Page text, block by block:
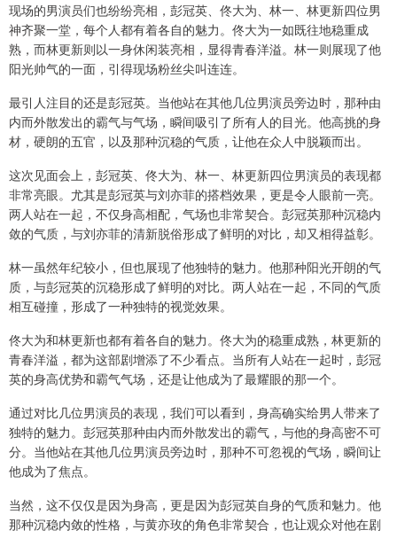
现场的男演员们也纷纷亮相，彭冠英、佟大为、林一、林更新四位男
神齐聚一堂，每个人都有着各自的魅力。佟大为一如既往地稳重成
熟，而林更新则以一身休闲装亮相，显得青春洋溢。林一则展现了他
阳光帅气的一面，引得现场粉丝尖叫连连。
最引人注目的还是彭冠英。当他站在其他几位男演员旁边时，那种由
内而外散发出的霸气与气场，瞬间吸引了所有人的目光。他高挑的身
材，硬朗的五官，以及那种沉稳的气质，让他在众人中脱颖而出。
这次见面会上，彭冠英、佟大为、林一、林更新四位男演员的表现都
非常亮眼。尤其是彭冠英与刘亦菲的搭档效果，更是令人眼前一亮。
两人站在一起，不仅身高相配，气场也非常契合。彭冠英那种沉稳内
敛的气质，与刘亦菲的清新脱俗形成了鲜明的对比，却又相得益彰。
林一虽然年纪较小，但也展现了他独特的魅力。他那种阳光开朗的气
质，与彭冠英的沉稳形成了鲜明的对比。两人站在一起，不同的气质
相互碰撞，形成了一种独特的视觉效果。
佟大为和林更新也都有着各自的魅力。佟大为的稳重成熟，林更新的
青春洋溢，都为这部剧增添了不少看点。当所有人站在一起时，彭冠
英的身高优势和霸气气场，还是让他成为了最耀眼的那一个。
通过对比几位男演员的表现，我们可以看到，身高确实给男人带来了
独特的魅力。彭冠英那种由内而外散发出的霸气，与他的身高密不可
分。当他站在其他几位男演员旁边时，那种不可忽视的气场，瞬间让
他成为了焦点。
当然，这不仅仅是因为身高，更是因为彭冠英自身的气质和魅力。他
那种沉稳内敛的性格，与黄亦玫的角色非常契合，也让观众对他在剧